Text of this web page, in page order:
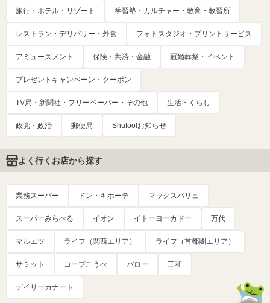
旅行・ホテル・リゾート 学習塾・カルチャー・教育・教習所
レストラン・デリバリー・外食 フォトスタジオ・プリントサービス
アミューズメント 保険・共済・金融 冠婚葬祭・イベント
プレゼントキャンペーン・クーポン
TV局・新聞社・フリーペーパー・その他 生活・くらし
政党・政治 郵便局 Shufoo!お知らせ
よく行くお店から探す
業務スーパー ドン・キホーテ マックスバリュ
スーパーみらべる イオン イトーヨーカドー 万代
マルエツ ライフ（関西エリア） ライフ（首都圏エリア）
サミット コープこうべ バロー 三和
デイリーカナート